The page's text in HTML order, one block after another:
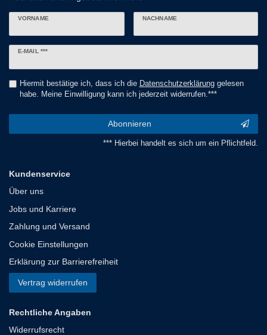
VORNAME NACHNAME
E-MAIL ***
Newsletter
Hiermit bestätige ich, dass ich die Daten­schutz­erklärunggelesen
habe. Meine Einwilligung kann ich jederzeit widerrufen.***
Abonnieren
*** Hierbei handelt es sich um ein Pflichtfeld.
Kundenservice
Über uns
Jobs und Karriere
Zahlung und Versand
Cookie Einstellungen
Erklärung zur Barrierefreiheit
Vertrag widerrufen
Rechtliche Angaben
Widerrufsrecht